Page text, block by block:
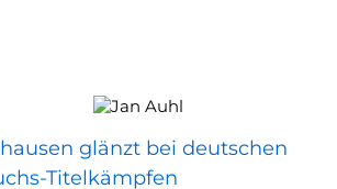
glänzt bei deutschen
Titelkämpfen